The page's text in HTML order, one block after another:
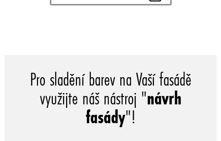
Pro sladění barev na Vaší fasádě
využijte náš nástroj "návrh
fasády"!